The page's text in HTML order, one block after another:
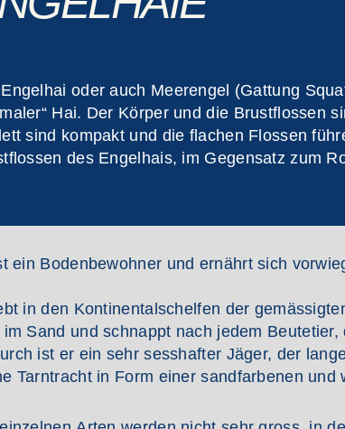
oder auch Meerengel (Gattung
Hai. Der Körper und die Brustflossen
sind kompakt und die flachen Flossen
des Engelhais, im Gegensatz zum
ein Bodenbewohner und ernährt sich
in den Kontinentalschelfen der
im Sand und schnappt nach jedem
ist er ein sehr sesshafter Jäger, der
Tarntracht in Form einer sandfarbenen